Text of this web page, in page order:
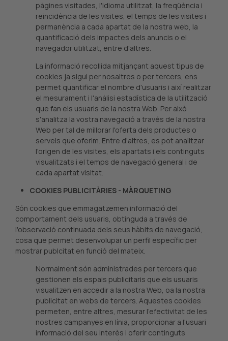
pàgines visitades, l'idioma utilitzat, la freqüència i
reincidència de les visites, el temps de les visites i
permanència a cada apartat de la nostra web, la
quantificació dels impactes dels anuncis o el
navegador utilitzat, entre d'altres.
La informació recollida mitjançant aquest tipus de
cookies ja sigui per nosaltres o per tercers, ens
permet quantificar el nombre d'usuaris i així realitzar
el mesurament i l'anàlisi estadística de la utilització
que fan els usuaris de la nostra Web. Per això
s'analitza la vostra navegació a través de la nostra
Web per tal de millorar l'oferta dels productes o
serveis que oferim. Entre d'altres, es pot analitzar
l'origen de les visites, els apartats i els continguts
visualitzats i el temps de navegació general i de
cada apartat visitat.
COOKIES PUBLICITÀRIES - MÀRQUETING
Són cookies que emmagatzemen informació del
comportament dels usuaris, obtinguda a través de
l'observació continuada dels seus hàbits de navegació,
cosa que permet desenvolupar un perfil específic per
mostrar publcitat en funció del mateix.
Normalment són administrades per tercers que
gestionen els espais publicitaris que els usuaris
visualitzen en accedir a la nostra Web, oa la nostra
publicitat en webs de tercers. Aquestes cookies
permeten, entre altres, mesurar l'efectivitat de les
nostres campanyes en línia, proporcionar a l'usuari
informació del seu interès i oferir continguts